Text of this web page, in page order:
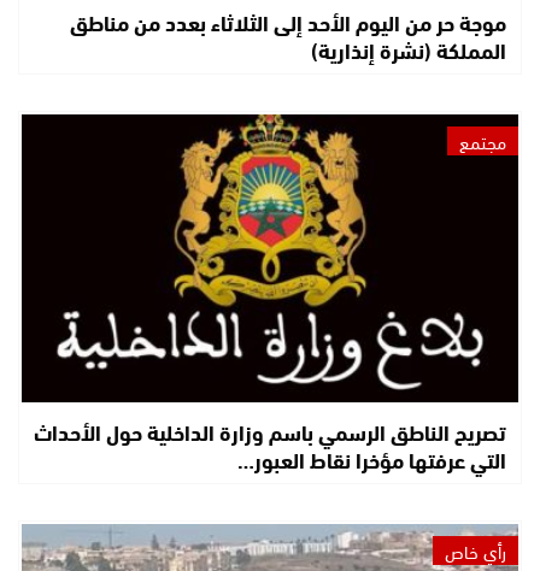
موجة حر من اليوم الأحد إلى الثلاثاء بعدد من مناطق
المملكة (نشرة إنذارية)
مجتمع
تصريح الناطق الرسمي باسم وزارة الداخلية حول الأحداث
التي عرفتها مؤخرا نقاط العبور…
رأي خاص